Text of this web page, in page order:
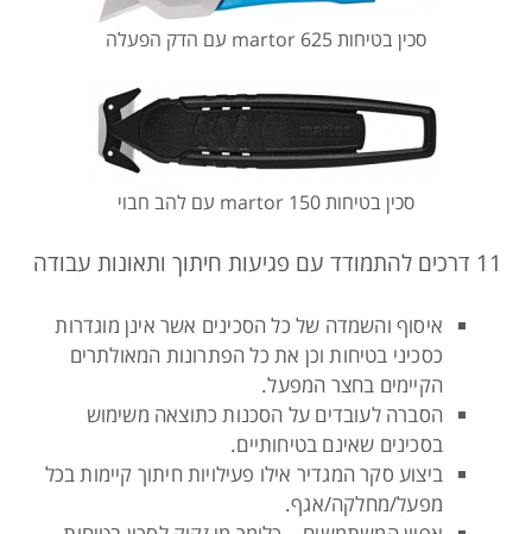
סכין בטיחות 625 martor עם הדק הפעלה
סכין בטיחות martor 150 עם להב חבוי
11 דרכים להתמודד עם פגיעות חיתוך ותאונות עבודה
איסוף והשמדה של כל הסכינים אשר אינן מוגדרות
כסכיני בטיחות וכן את כל הפתרונות המאולתרים
הקיימים בחצר המפעל.
הסברה לעובדים על הסכנות כתוצאה משימוש
בסכינים שאינם בטיחותיים.
ביצוע סקר המגדיר אילו פעילויות חיתוך קיימות בכל
מפעל/מחלקה/אגף.